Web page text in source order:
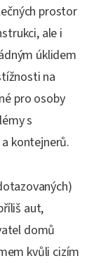
prostor
ale i
úklidem
na
pro osoby
s
kontejnerů.
aut,
domů
kvůli cizím